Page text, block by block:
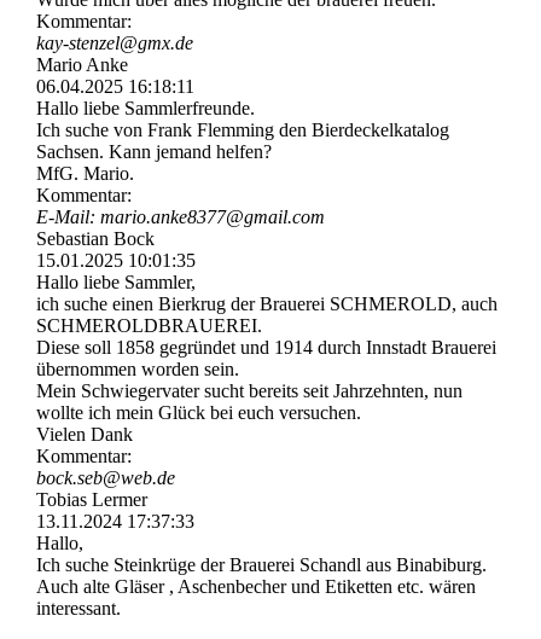
Kommentar:
kay-stenzel@gmx.de
Mario Anke
06.04.2025 16:18:11
Hallo liebe Sammlerfreunde.
Ich suche von Frank Flemming den Bierdeckelkatalog
Sachsen. Kann jemand helfen?
MfG. Mario.
Kommentar:
E-Mail: mario.­anke8377@­gmail.­com
Sebastian Bock
15.01.2025 10:01:35
Hallo liebe Sammler,
ich suche einen Bierkrug der Brauerei SCHMEROLD, auch
SCHMEROLDBRAUEREI.
Diese soll 1858 gegründet und 1914 durch Innstadt Brauerei
übernommen worden sein.
Mein Schwiegervater sucht bereits seit Jahrzehnten, nun
wollte ich mein Glück bei euch versuchen.
Vielen Dank
Kommentar:
bock.seb@web.de
Tobias Lermer
13.11.2024 17:37:33
Hallo,
Ich suche Steinkrüge der Brauerei Schandl aus Binabiburg.
Auch alte Gläser , Aschenbecher und Etiketten etc. wären
interessant.